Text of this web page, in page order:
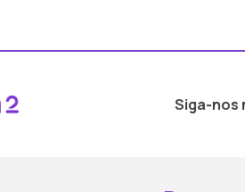
Siga-nos